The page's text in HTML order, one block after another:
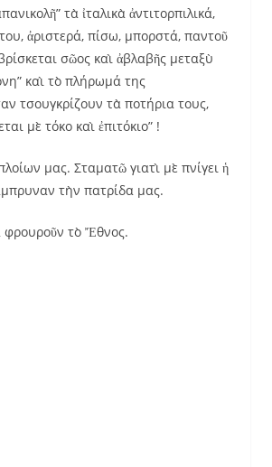
τὰ ἰταλικὰ ἀντιτορπιλικά,
ἀριστερά, πίσω, μπορστά, παντοῦ
σῶος καὶ ἀβλαβῆς μεταξὺ
καὶ τὸ πλήρωμά της
τσουγκρίζουν τὰ ποτήρια τους,
μὲ τόκο καὶ ἐπιτόκιο” !
μας. Σταματῶ γιατὶ μὲ πνίγει ἡ
τὴν πατρίδα μας.
φρουροῦν τὸ Ἔθνος.